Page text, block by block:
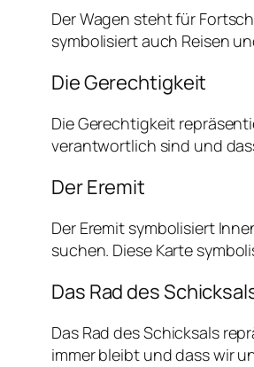
Der Wagen steht für
symbolisiert auch Reisen
Die Gerechtigkeit
Die Gerechtigkeit
verantwortlich sind und
Der Eremit
Der Eremit symbolisiert
suchen. Diese Karte
Das Rad des
Das Rad des Schicksals
immer bleibt und dass wir